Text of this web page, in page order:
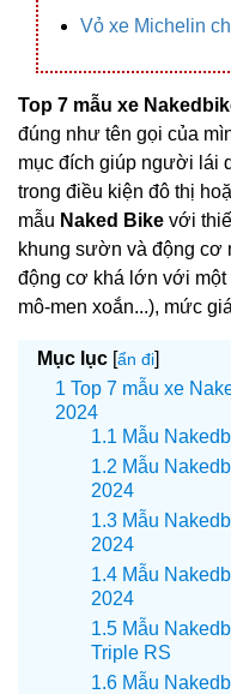
Vỏ xe Michelin
Top 7 mẫu xe
đúng như tên gọi của
mục đích giúp người lái
trong điều kiện đô thị
mẫu Naked Bike với
khung sườn và động
động cơ khá lớn với
mô-men xoắn...), mức
Mục lục [ẩn đi]
Top 7 mẫu xe
2024
Mẫu
Mẫu
2024
Mẫu
2024
Mẫu
2024
Mẫu
Triple RS
Mẫu